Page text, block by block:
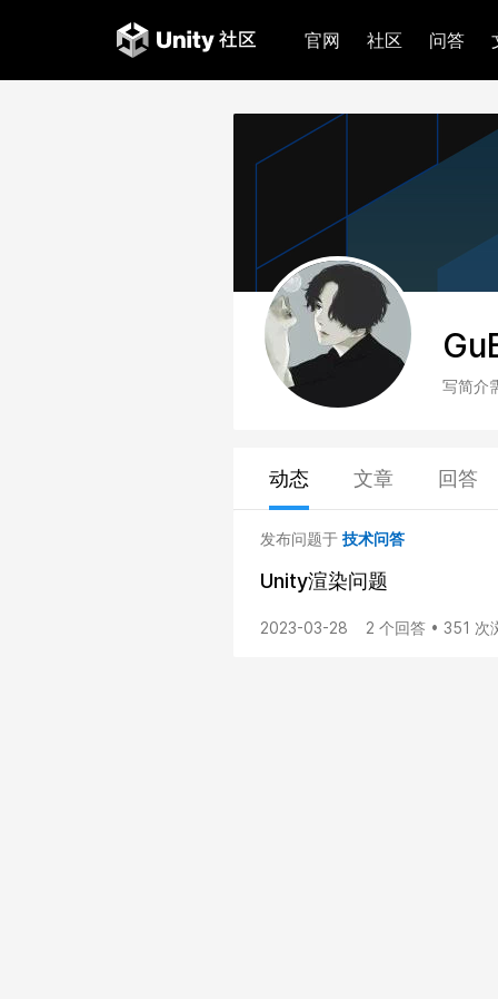
官网 社区 问答
写简介
动态 文章 回答
发布问题于 技术问答
Unity渲染问题
2023-03-28 2 个回答 • 351 次